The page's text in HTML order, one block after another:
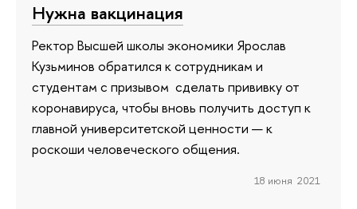
Нужна вакцинация
Ректор Высшей школы экономики Ярослав
Кузьминов обратился к сотрудникам и
студентам с призывом сделать прививку от
коронавируса, чтобы вновь получить доступ к
главной университетской ценности — к
роскоши человеческого общения.
18 июня 2021